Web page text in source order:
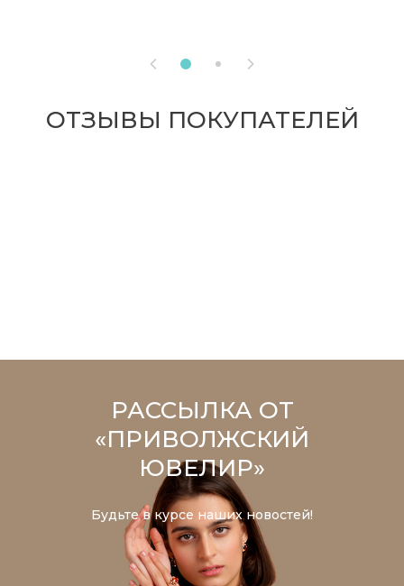
 
ОТЗЫВЫ ПОКУПАТЕЛЕЙ
РАССЫЛКА ОТ
«ПРИВОЛЖСКИЙ
ЮВЕЛИР»
Будьте в курсе наших новостей!